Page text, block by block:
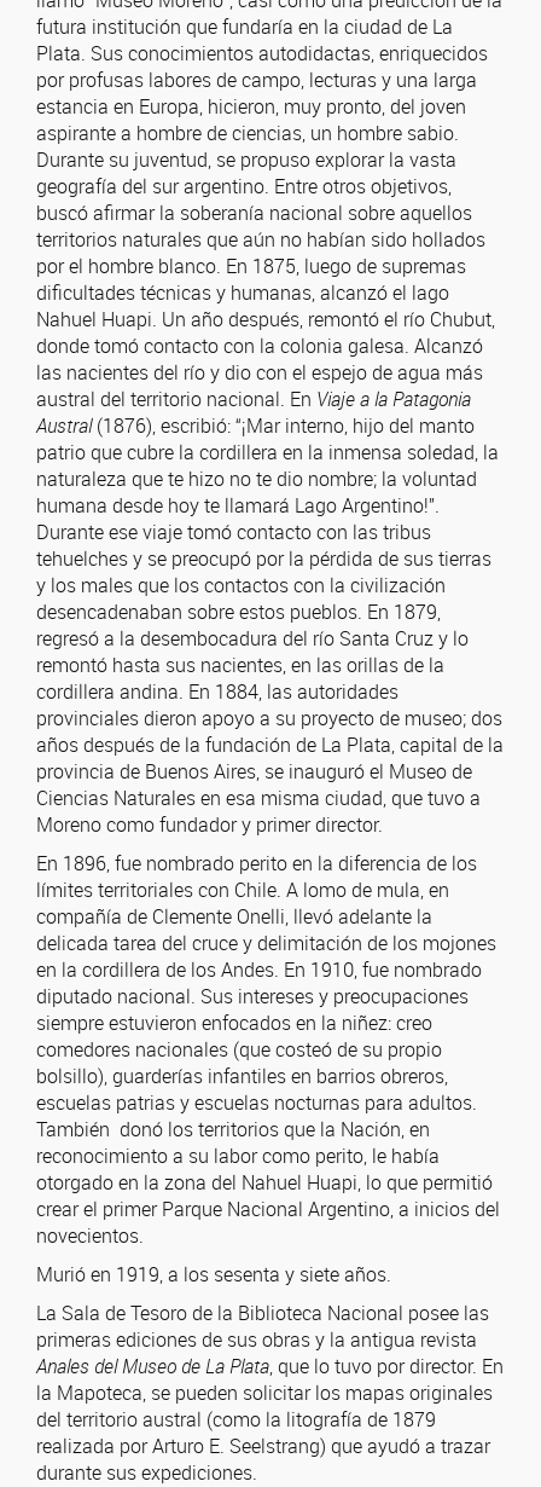
futura institución que fundaría en la ciudad de La
Plata. Sus conocimientos autodidactas, enriquecidos
por profusas labores de campo, lecturas y una larga
estancia en Europa, hicieron, muy pronto, del joven
aspirante a hombre de ciencias, un hombre sabio.
Durante su juventud, se propuso explorar la vasta
geografía del sur argentino. Entre otros objetivos,
buscó afirmar la soberanía nacional sobre aquellos
territorios naturales que aún no habían sido hollados
por el hombre blanco. En 1875, luego de supremas
dificultades técnicas y humanas, alcanzó el lago
Nahuel Huapi. Un año después, remontó el río Chubut,
donde tomó contacto con la colonia galesa. Alcanzó
las nacientes del río y dio con el espejo de agua más
austral del territorio nacional. En Viaje a la Patagonia
Austral(1876), escribió: “¡Mar interno, hijo del manto
patrio que cubre la cordillera en la inmensa soledad, la
naturaleza que te hizo no te dio nombre; la voluntad
humana desde hoy te llamará Lago Argentino!”.
Durante ese viaje tomó contacto con las tribus
tehuelches y se preocupó por la pérdida de sus tierras
y los males que los contactos con la civilización
desencadenaban sobre estos pueblos. En 1879,
regresó a la desembocadura del río Santa Cruz y lo
remontó hasta sus nacientes, en las orillas de la
cordillera andina. En 1884, las autoridades
provinciales dieron apoyo a su proyecto de museo; dos
años después de la fundación de La Plata, capital de la
provincia de Buenos Aires, se inauguró el Museo de
Ciencias Naturales en esa misma ciudad, que tuvo a
Moreno como fundador y primer director.
En 1896, fue nombrado perito en la diferencia de los
límites territoriales con Chile. A lomo de mula, en
compañía de Clemente Onelli, llevó adelante la
delicada tarea del cruce y delimitación de los mojones
en la cordillera de los Andes. En 1910, fue nombrado
diputado nacional. Sus intereses y preocupaciones
siempre estuvieron enfocados en la niñez: creo
comedores nacionales (que costeó de su propio
bolsillo), guarderías infantiles en barrios obreros,
escuelas patrias y escuelas nocturnas para adultos.
También donó los territorios que la Nación, en
reconocimiento a su labor como perito, le había
otorgado en la zona del Nahuel Huapi, lo que permitió
crear el primer Parque Nacional Argentino, a inicios del
novecientos.
Murió en 1919, a los sesenta y siete años.
La Sala de Tesoro de la Biblioteca Nacional posee las
primeras ediciones de sus obras y la antigua revista
Anales del Museo de La Plata, que lo tuvo por director. En
la Mapoteca, se pueden solicitar los mapas originales
del territorio austral (como la litografía de 1879
realizada por Arturo E. Seelstrang) que ayudó a trazar
durante sus expediciones.